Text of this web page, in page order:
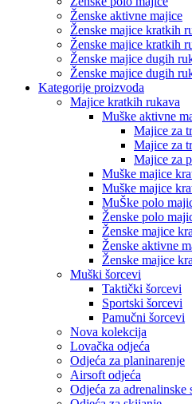
Ženske aktivne majice
Ženske majice kratkih
Ženske majice kratkih
Ženske majice dugih
Ženske majice dugih
Kategorije proizvoda
Majice kratkih rukava
Muške aktivne
Majice za
Majice za
Majice za
Muške majice
Muške majice
MuŠke polo
Ženske polo
Ženske majice
Ženske aktivne
Ženske majice
Muški šorcevi
Taktički šorcevi
Sportski šorcevi
Pamučni šorcevi
Nova kolekcija
Lovačka odjeća
Odjeća za planinarenje
Airsoft odjeća
Odjeća za adrenalinske